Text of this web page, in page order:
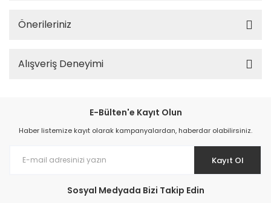
Önerileriniz
Alışveriş Deneyimi
E-Bülten'e Kayıt Olun
Haber listemize kayıt olarak kampanyalardan, haberdar olabilirsiniz.
Kayıt Ol
Sosyal Medyada Bizi Takip Edin